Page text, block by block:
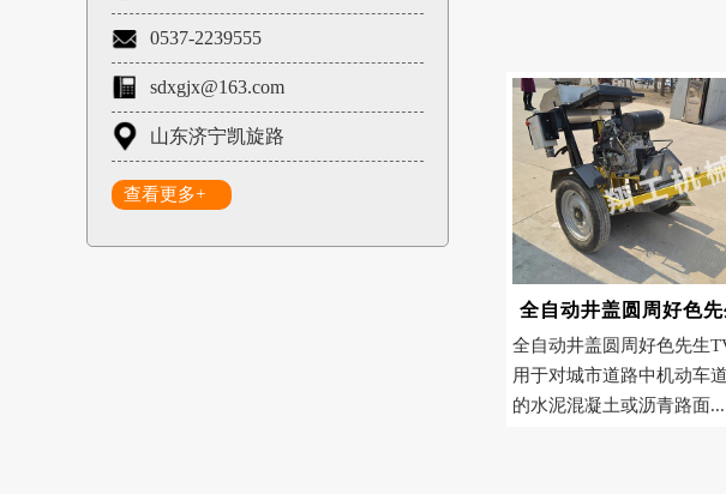
0537-2239555
sdxgjx@163.com
山东济宁凯旋路
查看更多+
全自动井盖圆周好色
全自动井盖圆周好色先生
用于对城市道路中机动车
的水泥混凝土或沥青路面...